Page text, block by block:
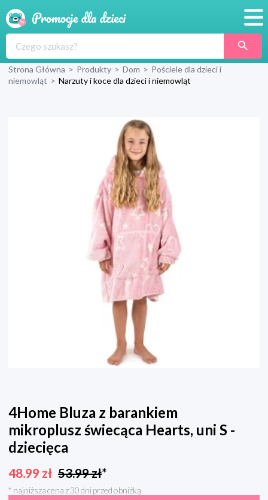
Produkty
Blog
Wyprawka
Strona Główna > Produkty > Dom > Pościele dla dzieci i
niemowląt > Narzuty i koce dla dzieci i niemowląt
4Home Bluza z barankiem
mikroplusz świecąca Hearts, uni S -
dziecięca
48.99 zł 53.99zł*
* najniższa cena z 30 dni przed obniżką